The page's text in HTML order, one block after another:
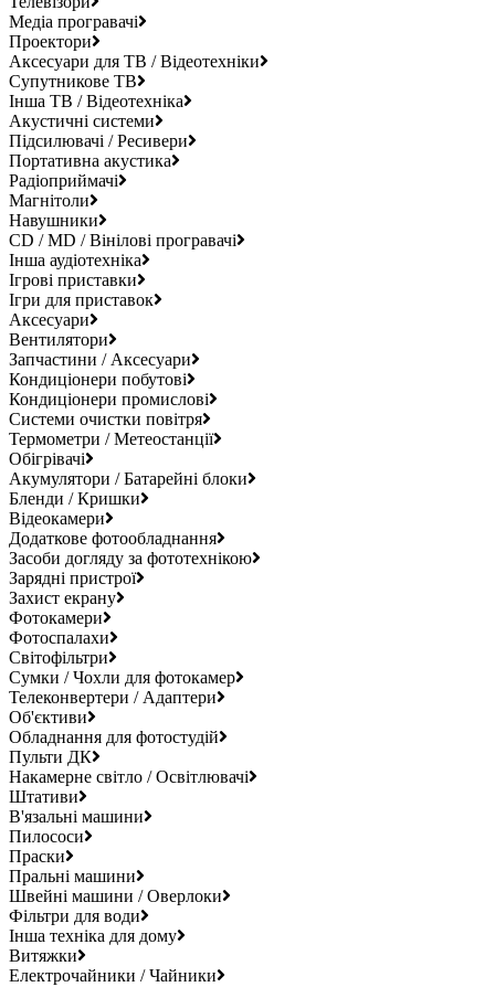
Медіа програвачі
Проектори
Аксесуари для ТВ / Відеотехніки
Супутникове ТВ
Інша ТВ / Відеотехніка
Акустичні системи
Підсилювачі / Ресивери
Портативна акустика
Радіоприймачі
Магнітоли
Навушники
CD / MD / Вінілові програвачі
Інша аудіотехніка
Ігрові приставки
Ігри для приставок
Аксесуари
Вентилятори
Запчастини / Аксесуари
Кондиціонери побутові
Кондиціонери промислові
Системи очистки повітря
Термометри / Метеостанції
Обігрівачі
Акумулятори / Батарейні блоки
Бленди / Кришки
Відеокамери
Додаткове фотообладнання
Засоби догляду за фототехнікою
Зарядні пристрої
Захист екрану
Фотокамери
Фотоспалахи
Світофільтри
Сумки / Чохли для фотокамер
Телеконвертери / Адаптери
Об'єктиви
Обладнання для фотостудій
Пульти ДК
Накамерне світло / Освітлювачі
Штативи
В'язальні машини
Пилососи
Праски
Пральні машини
Швейні машини / Оверлоки
Фільтри для води
Інша техніка для дому
Витяжки
Електрочайники / Чайники